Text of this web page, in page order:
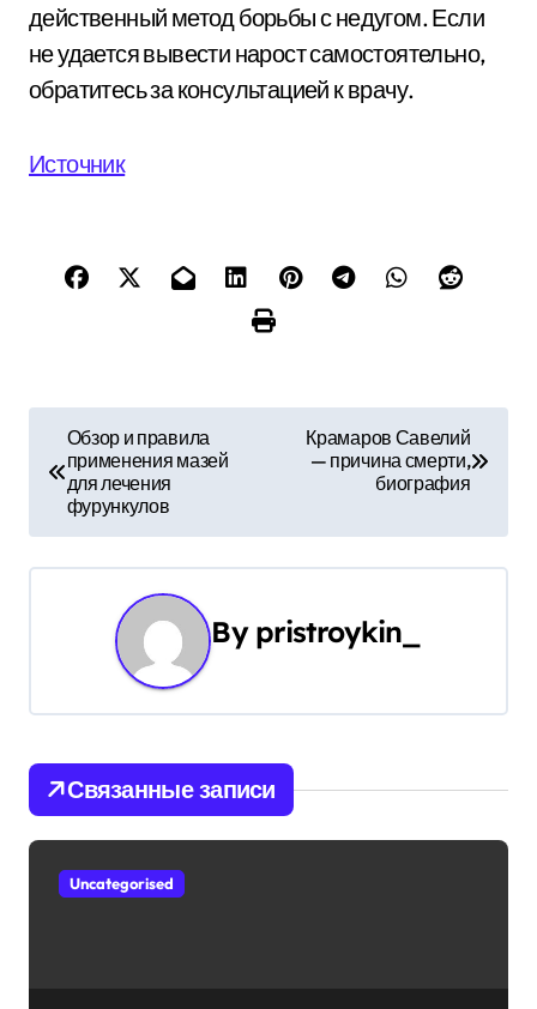
действенный метод борьбы с недугом. Если
не удается вывести нарост самостоятельно,
обратитесь за консультацией к врачу.
Источник
в
и
ц
и
я
Обзор и правила
применения мазей
для лечения
фурункулов
Крамаров Савелий
— причина смерти,
биография
By pristroykin_
Связанные записи
Uncategorised